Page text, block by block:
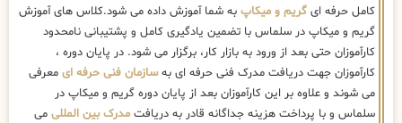
کامل حرفه ای گریم و میکاپ به شما آموزش داده می شود.کلاس های آموزش
گریم و میکاپ در سلماس با تضمین یادگیری کامل و پشتیبانی نامحدود
کارآموزان حتی بعد از ورود به بازار کار، برگزار می شود. در پایان دوره ،
کارآموزان جهت دریافت مدرک فنی حرفه ای بهسازمان فنی حرفه ای معرفی
می شوند و علاوه بر این کارآموزان بعد از پایان دوره گریم و میکاپ در
سلماس و با پرداخت هزینه جداگانه قادر به دریافت مدرک بین المللی می